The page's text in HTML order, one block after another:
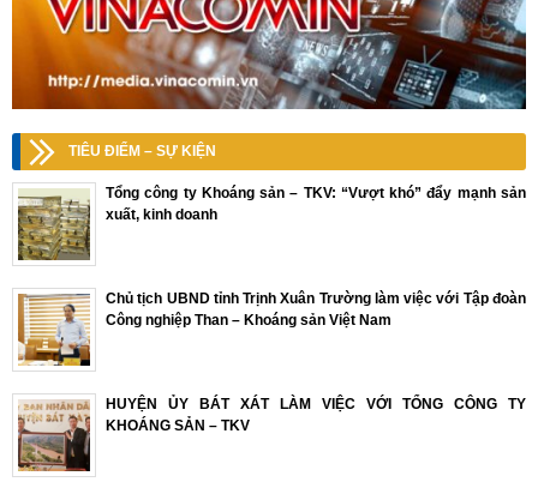
TIÊU ĐIỂM – SỰ KIỆN
Tổng công ty Khoáng sản – TKV: “Vượt khó” đẩy mạnh sản
xuất, kinh doanh
Chủ tịch UBND tỉnh Trịnh Xuân Trường làm việc với Tập đoàn
Công nghiệp Than – Khoáng sản Việt Nam
HUYỆN ỦY BÁT XÁT LÀM VIỆC VỚI TỔNG CÔNG TY
KHOÁNG SẢN – TKV